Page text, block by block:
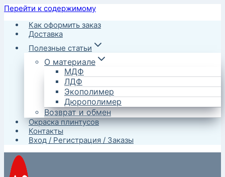
Перейти к содержимому
Как оформить заказ
Доставка
Полезные статьи
О материале
МДФ
ЛДФ
Экополимер
Дюрополимер
Возврат и обмен
Окраска плинтусов
Контакты
Вход / Регистрация / Заказы